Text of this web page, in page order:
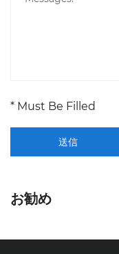
* Must Be Filled
送信
お勧め